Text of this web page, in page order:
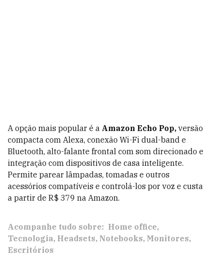
A opção mais popular é a Amazon Echo Pop, versão
compacta com Alexa, conexão Wi-Fi dual-band e
Bluetooth, alto-falante frontal com som direcionado e
integração com dispositivos de casa inteligente.
Permite parear lâmpadas, tomadas e outros
acessórios compatíveis e controlá-los por voz e custa
a partir de R$ 379 na Amazon.
Acompanhe tudo sobre: Home office
Tecnologia Headsets Notebooks Monitores
Escritórios